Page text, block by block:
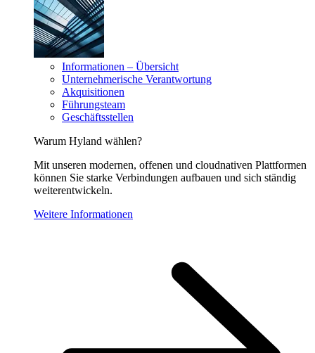
Informationen – Übersicht
Unternehmerische Verantwortung
Akquisitionen
Führungsteam
Geschäftsstellen
Warum Hyland wählen?
Mit unseren modernen, offenen und cloudnativen Plattformen
können Sie starke Verbindungen aufbauen und sich ständig
weiterentwickeln.
Weitere Informationen